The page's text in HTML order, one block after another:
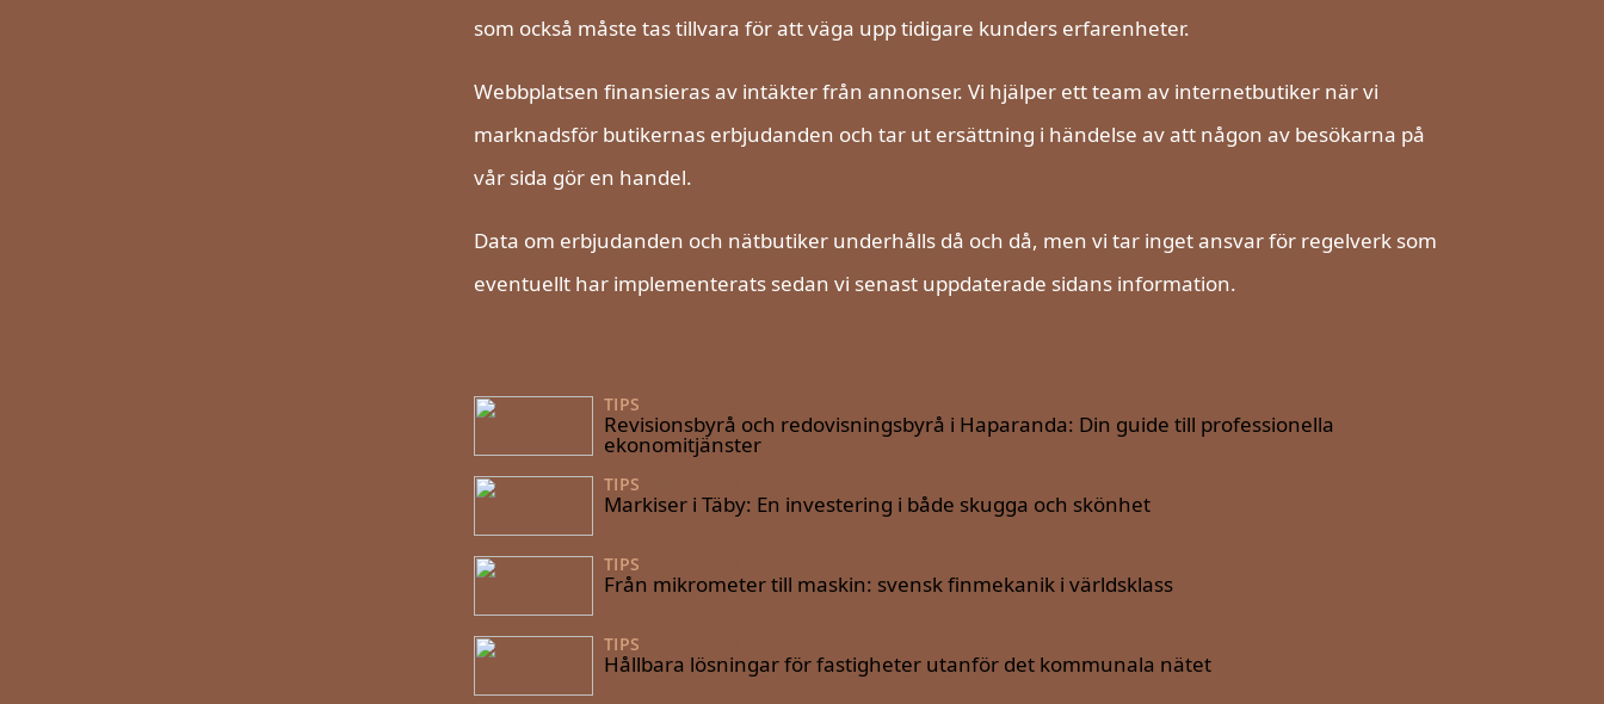
som också måste tas tillvara för att väga upp tidigare kunders erfarenheter.
Webbplatsen finansieras av intäkter från annonser. Vi hjälper ett team av internetbutiker när vi
marknadsför butikernas erbjudanden och tar ut ersättning i händelse av att någon av besökarna på
vår sida gör en handel.
Data om erbjudanden och nätbutiker underhålls då och då, men vi tar inget ansvar för regelverk som
eventuellt har implementerats sedan vi senast uppdaterade sidans information.
TIPS
Revisionsbyrå och redovisningsbyrå i Haparanda: Din guide till professionella
ekonomitjänster
TIPS
Markiser i Täby: En investering i både skugga och skönhet
TIPS
Från mikrometer till maskin: svensk finmekanik i världsklass
TIPS
Hållbara lösningar för fastigheter utanför det kommunala nätet